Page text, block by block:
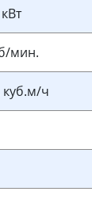
мин.
куб.м/ч